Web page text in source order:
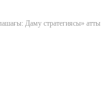
Даму стратегиясы» атты